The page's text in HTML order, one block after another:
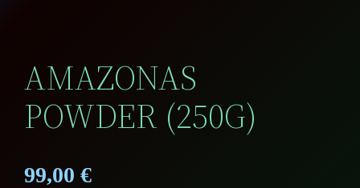
AMAZONAS
POWDER (250G)
99,00€